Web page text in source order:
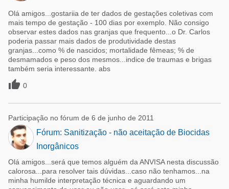
Olá amigos...gostariia de ter dados de gestações coletivas com
mais tempo de gestação - 100 dias por exemplo. Não consigo
observar estes dados nas granjas que frequento...o Dr. Carlos
poderia passar mais dados de produtividade destas
granjas...como % de nascidos; mortalidade fêmeas; % de
desmamados e peso dos mesmos...indice de traumas e brigas
também seria interessante. abs
 0
Participação no fórum de 6 de junho de 2011
Fórum: Sanitização - não aceitação de Biocidas
Inorgânicos
Olá amigos...será que temos alguém da ANVISA nesta discussão
calorosa...para resolver tais dúvidas...caso não tenhamos...na
minha humilde interpretação técnica e aguardando um